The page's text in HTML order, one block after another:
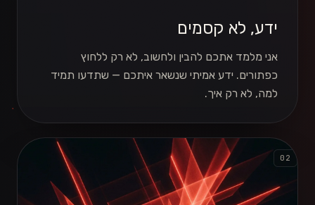
ידע, לא קסמים
אני מלמד אתכם להבין ולחשוב, לא רק ללחוץ
כפתורים. ידע אמיתי שנשאר איתכם — שתדעו תמיד
למה, לא רק איך.
02